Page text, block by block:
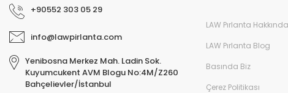
+90552 303 05 29
info@lawpirlanta.com
Yenibosna Merkez Mah. Ladin Sok.
Kuyumcukent AVM Blogu No:4M/Z260
Bahçelievler/İstanbul
LAW Pırlanta Hakkında
LAW Pırlanta Blog
Basında Biz
Çerez Politikası